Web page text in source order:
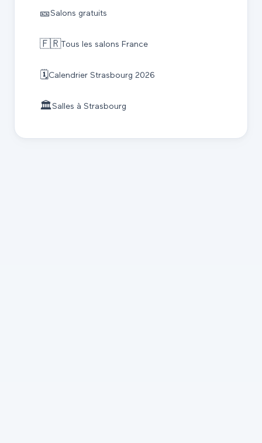
🎫Salons gratuits
🇫🇷Tous les salons France
🗓️Calendrier Strasbourg 2026
🏛️Salles à Strasbourg